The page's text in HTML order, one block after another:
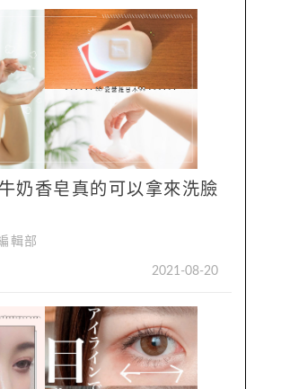
奶香皂真的可以拿來洗臉
輯部
2021-08-20